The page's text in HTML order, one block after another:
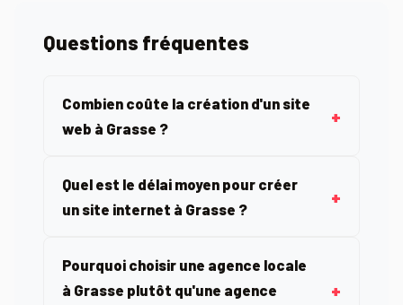
Questions fréquentes
Combien coûte la création d'un site
web à Grasse ?
Quel est le délai moyen pour créer
un site internet à Grasse ?
Pourquoi choisir une agence locale
à Grasse plutôt qu'une agence